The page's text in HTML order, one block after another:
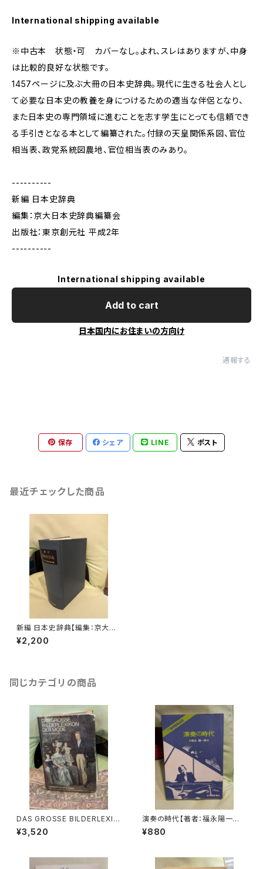
International shipping available
※中古本 状態・可 カバーなし。よれ、スレはありますが、中身
は比較的良好な状態です。
1457ページに及ぶ大冊の日本史辞典。現代に生きる社会人とし
て必要な日本史の教養を身につけるための適当な伴侶となり、
また日本史の専門領域に進むことを志す学生にとっても信頼でき
る手引きとなる本として編纂された。付録の天皇関係系図、官位
相当表、政党系統図農地、官位相当表のみあり。
----------
新編 日本史辞典
編集：京大日本史辞典編纂会
出版社：東京創元社 平成2年
----------
International shipping available
Add to cart
日本国内にお住まいの方向け
通報する
保存 シェア LINE ポスト
最近チェックした商品
新編 日本史辞典【編集：京大日
本史辞典編纂会】出版社：東京
創元社 平成2年
¥2,200
同じカテゴリの商品
DAS GROSSE BILDERLEXIK
ON DER MODE【著者：Ludmil
a Kybalová, Olga Herbeno
¥3,520
演奏の時代【著者：福永陽一郎】
出版社：紀伊國屋書店 1978年
¥880